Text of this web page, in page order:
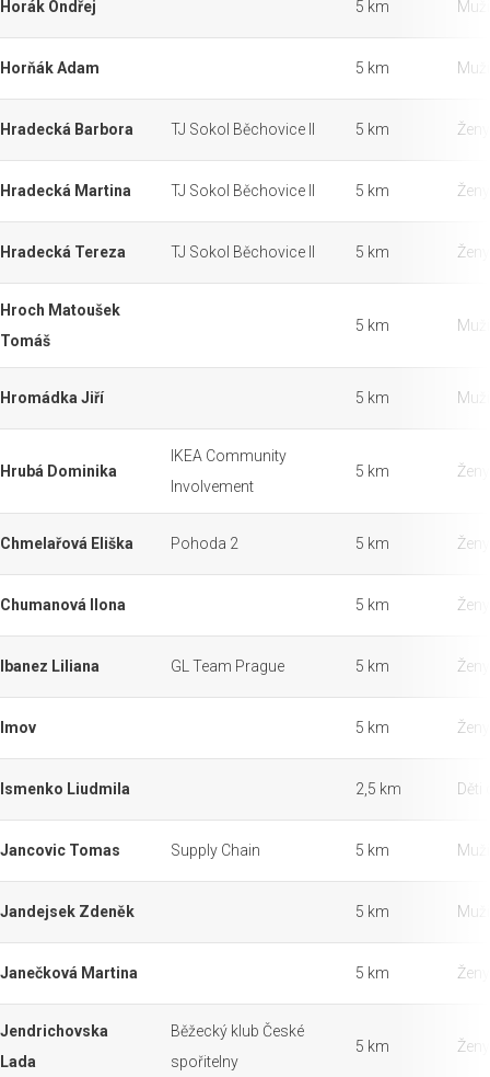
Horák Ondřej 5 km Muži
Horňák Adam 5 km Muži
Hradecká Barbora TJ Sokol Běchovice II 5 km Ženy
Hradecká Martina TJ Sokol Běchovice II 5 km Ženy
Hradecká Tereza TJ Sokol Běchovice II 5 km Ženy
Hroch Matoušek
Tomáš
5 km Muži
Hromádka Jiří 5 km Muži
Hrubá Dominika
IKEA Community
Involvement
5 km Ženy
Chmelařová Eliška Pohoda 2 5 km Ženy
Chumanová Ilona 5 km Ženy
Ibanez Liliana GL Team Prague 5 km Ženy
Imov 5 km Ženy
Ismenko Liudmila 2,5 km Děti
Jancovic Tomas Supply Chain 5 km Muži
Jandejsek Zdeněk 5 km Muži
Janečková Martina 5 km Ženy
Jendrichovska
Lada
Běžecký klub České
spořitelny
5 km Ženy